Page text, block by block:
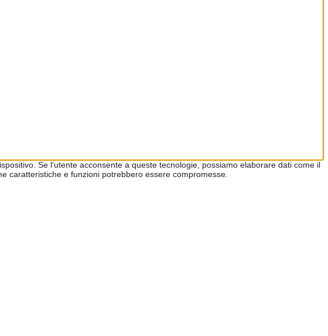
Se l'utente acconsente a queste tecnologie, possiamo elaborare dati come il
caratteristiche e funzioni potrebbero essere compromesse.